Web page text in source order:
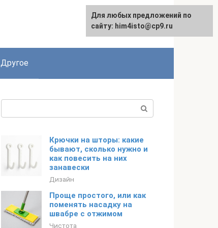
Другое
Крючки на шторы: какие
бывают, сколько нужно и
как повесить на них
занавески
Дизайн
Проще простого, или как
поменять насадку на
швабре с отжимом
Чистота
Для любых предложений по
сайту: him4isto@cp9.ru